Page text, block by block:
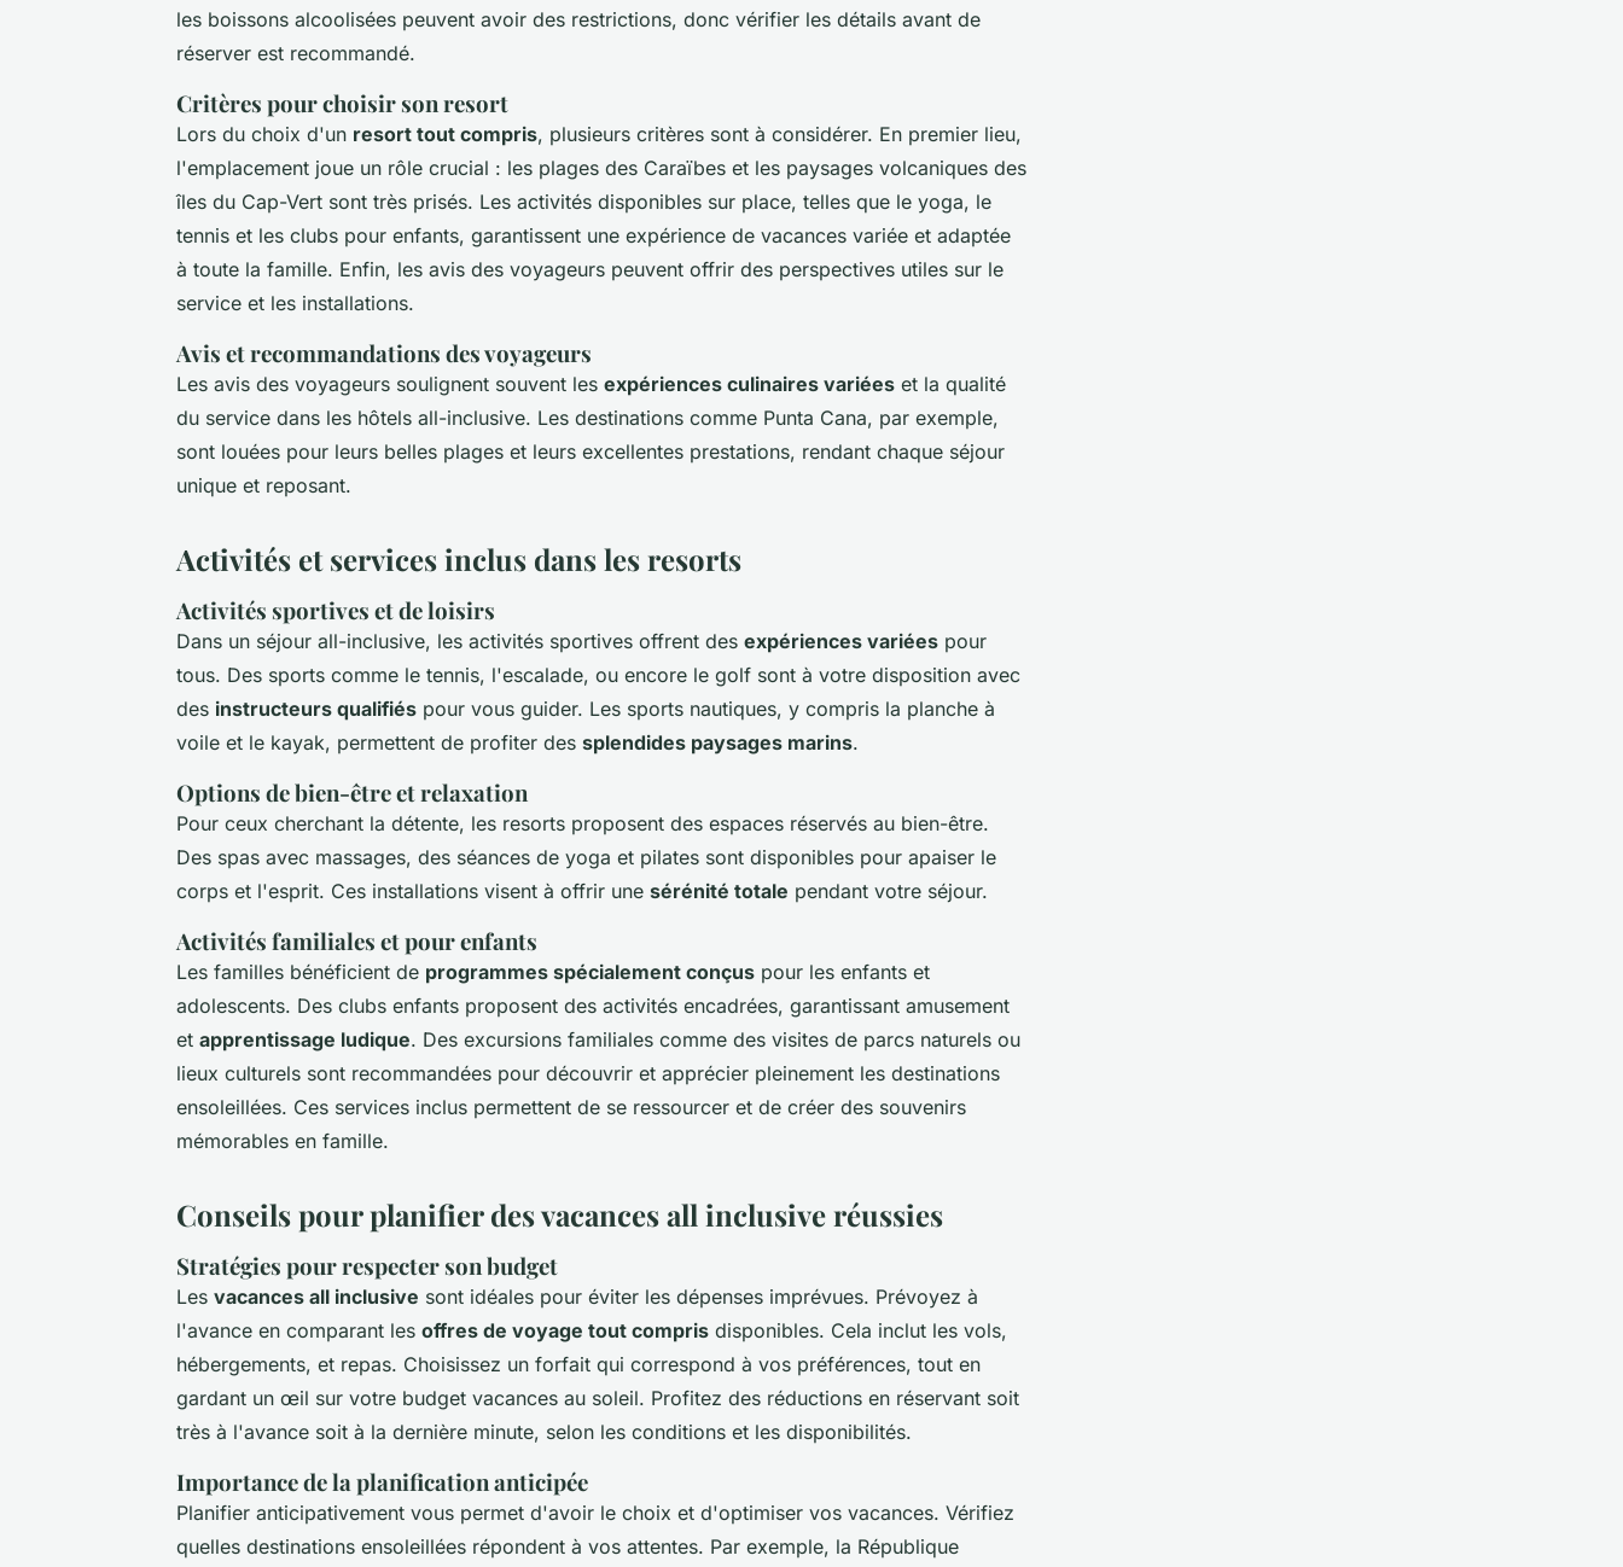
les boissons alcoolisées peuvent avoir des restrictions, donc vérifier les détails avant de
réserver est recommandé.
Critères pour choisir son resort
Lors du choix d'un resort tout compris, plusieurs critères sont à considérer. En premier lieu,
l'emplacement joue un rôle crucial : les plages des Caraïbes et les paysages volcaniques des
îles du Cap-Vert sont très prisés. Les activités disponibles sur place, telles que le yoga, le
tennis et les clubs pour enfants, garantissent une expérience de vacances variée et adaptée
à toute la famille. Enfin, les avis des voyageurs peuvent offrir des perspectives utiles sur le
service et les installations.
Avis et recommandations des voyageurs
Les avis des voyageurs soulignent souvent les expériences culinaires variées et la qualité
du service dans les hôtels all-inclusive. Les destinations comme Punta Cana, par exemple,
sont louées pour leurs belles plages et leurs excellentes prestations, rendant chaque séjour
unique et reposant.
Activités et services inclus dans les resorts
Activités sportives et de loisirs
Dans un séjour all-inclusive, les activités sportives offrent des expériences variées pour
tous. Des sports comme le tennis, l'escalade, ou encore le golf sont à votre disposition avec
des instructeurs qualifiés pour vous guider. Les sports nautiques, y compris la planche à
voile et le kayak, permettent de profiter des splendides paysages marins.
Options de bien-être et relaxation
Pour ceux cherchant la détente, les resorts proposent des espaces réservés au bien-être.
Des spas avec massages, des séances de yoga et pilates sont disponibles pour apaiser le
corps et l'esprit. Ces installations visent à offrir une sérénité totale pendant votre séjour.
Activités familiales et pour enfants
Les familles bénéficient de programmes spécialement conçus pour les enfants et
adolescents. Des clubs enfants proposent des activités encadrées, garantissant amusement
et apprentissage ludique. Des excursions familiales comme des visites de parcs naturels ou
lieux culturels sont recommandées pour découvrir et apprécier pleinement les destinations
ensoleillées. Ces services inclus permettent de se ressourcer et de créer des souvenirs
mémorables en famille.
Conseils pour planifier des vacances all inclusive réussies
Stratégies pour respecter son budget
Les vacances all inclusive sont idéales pour éviter les dépenses imprévues. Prévoyez à
l'avance en comparant les offres de voyage tout compris disponibles. Cela inclut les vols,
hébergements, et repas. Choisissez un forfait qui correspond à vos préférences, tout en
gardant un œil sur votre budget vacances au soleil. Profitez des réductions en réservant soit
très à l'avance soit à la dernière minute, selon les conditions et les disponibilités.
Importance de la planification anticipée
Planifier anticipativement vous permet d'avoir le choix et d'optimiser vos vacances. Vérifiez
quelles destinations ensoleillées répondent à vos attentes. Par exemple, la République